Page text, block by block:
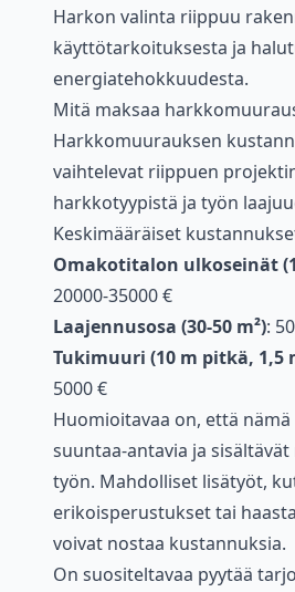
Harkon valinta riippuu
käyttötarkoituksesta ja
energiatehokkuudesta.
Mitä maksaa
Harkkomuurauksen
vaihtelevat riippuen
harkkotyypistä ja työn
Keskimääräiset
Omakotitalon ulkoseinät
20000-35000 €
Laajennusosa (30-50 m²):
Tukimuuri (10 m pitkä, 1,5
5000 €
Huomioitavaa on, että
suuntaa-antavia ja
työn. Mahdolliset lisätyöt,
erikoisperustukset tai
voivat nostaa kustannuksia.
On suositeltavaa pyytää